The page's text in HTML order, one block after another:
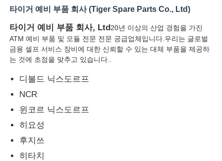
히타치 ATM 부품
GRG ATM 부분
Glory NMD ATM 부품
OKI ATM 부품
Genmega ATM 부품
타이거 예비 부품 회사 (Tiger Spare Parts Co., Ltd)
타이거 예비 부품 회사, Ltd20년 이상의 산업 경험을 가진
ATM 예비 부품 및 모듈 전문 전문 공급업체입니다.우리는 글로벌
금융 셀프 서비스 장비에 대한 신뢰할 수 있는 대체 부품을 제공하
는 것에 초점을 맞추고 있습니다..
디볼드 닉스도르프
NCR
윈코르 닉스도르프
히요성
후지쓰
히타치